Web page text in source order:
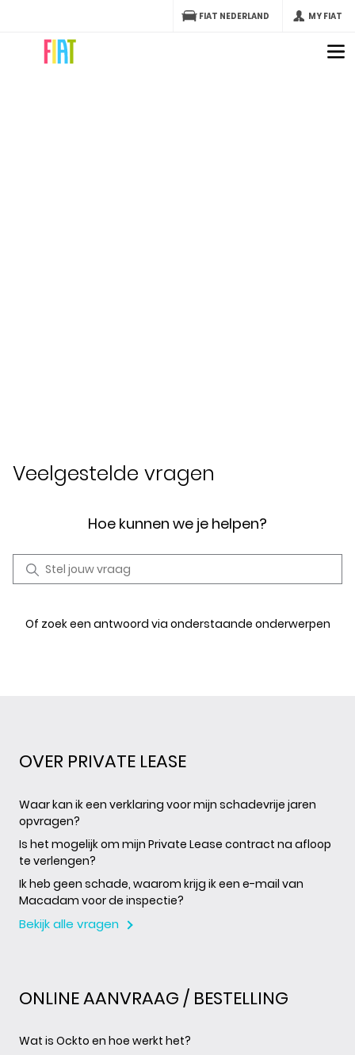
FIAT NEDERLAND MY FIAT
Veelgestelde vragen
Hoe kunnen we je helpen?
Of zoek een antwoord via onderstaande onderwerpen
OVER PRIVATE LEASE
Waar kan ik een verklaring voor mijn schadevrije jaren
opvragen?
Is het mogelijk om mijn Private Lease contract na afloop
te verlengen?
Ik heb geen schade, waarom krijg ik een e-mail van
Macadam voor de inspectie?
Bekijk alle vragen
ONLINE AANVRAAG / BESTELLING
Wat is Ockto en hoe werkt het?